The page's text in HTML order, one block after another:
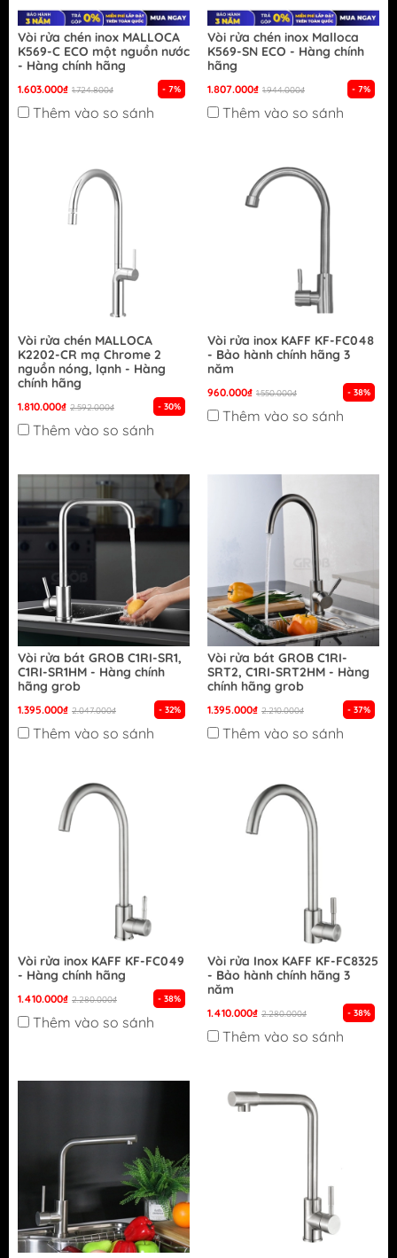
Vòi rửa chén inox MALLOCA
K569-C ECO một nguồn nước
- Hàng chính hãng
1.603.000₫ 1.724.800₫ - 7%
Thêm vào so sánh
Vòi rửa chén inox Malloca
K569-SN ECO - Hàng chính
hãng
1.807.000₫ 1.944.000₫ - 7%
Thêm vào so sánh
Vòi rửa chén MALLOCA
K2202-CR mạ Chrome 2
nguồn nóng, lạnh - Hàng
chính hãng
1.810.000₫ 2.592.000₫ - 30%
Thêm vào so sánh
Vòi rửa inox KAFF KF-FC048
- Bảo hành chính hãng 3
năm
960.000₫ 1.550.000₫ - 38%
Thêm vào so sánh
Vòi rửa bát GROB C1RI-SR1,
C1RI-SR1HM - Hàng chính
hãng grob
1.395.000₫ 2.047.000₫ - 32%
Thêm vào so sánh
Vòi rửa bát GROB C1RI-
SRT2, C1RI-SRT2HM - Hàng
chính hãng grob
1.395.000₫ 2.210.000₫ - 37%
Thêm vào so sánh
Vòi rửa inox KAFF KF-FC049
- Hàng chính hãng
1.410.000₫ 2.280.000₫ - 38%
Thêm vào so sánh
Vòi rửa Inox KAFF KF-FC8325
- Bảo hành chính hãng 3
năm
1.410.000₫ 2.280.000₫ - 38%
Thêm vào so sánh